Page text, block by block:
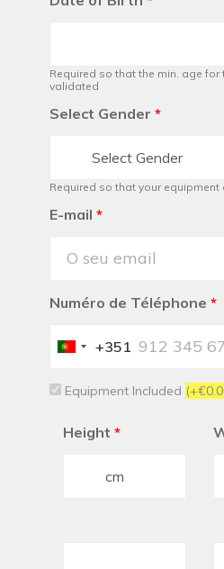
Required so that the min. age for
validated
Select Gender *
Select Gender
Required so that your equipment
E-mail *
Numéro de Téléphone *
Portugal
+351
Equipment Included
Height *